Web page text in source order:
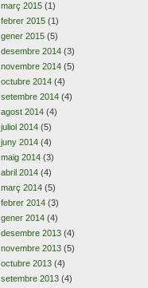
març 2015 (1)
febrer 2015 (1)
gener 2015 (5)
desembre 2014 (3)
novembre 2014 (5)
octubre 2014 (4)
setembre 2014 (4)
agost 2014 (4)
juliol 2014 (5)
juny 2014 (4)
maig 2014 (3)
abril 2014 (4)
març 2014 (5)
febrer 2014 (3)
gener 2014 (4)
desembre 2013 (4)
novembre 2013 (5)
octubre 2013 (4)
setembre 2013 (4)